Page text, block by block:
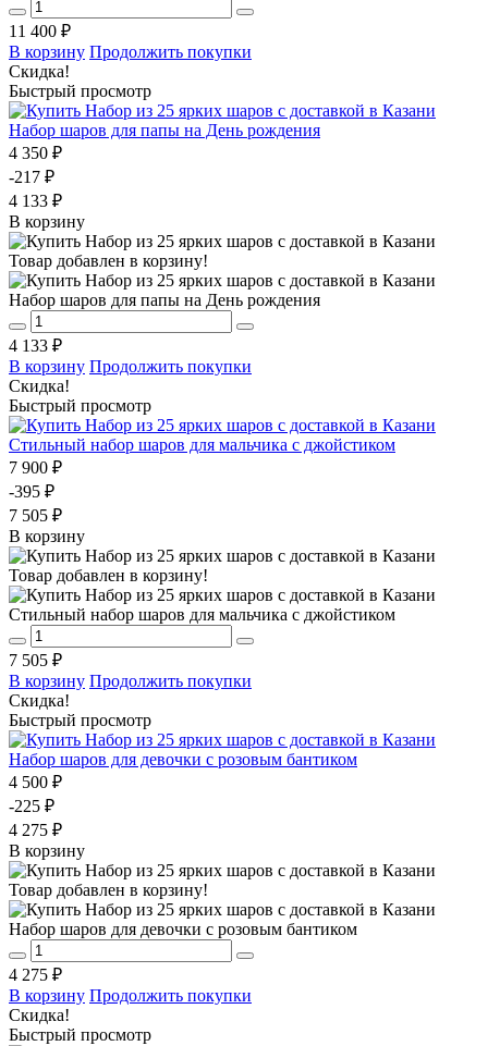
11 400 ₽
В корзину Продолжить покупки
Скидка!
Быстрый просмотр
Набор шаров для папы на День рождения
4 350 ₽
-217 ₽
4 133 ₽
В корзину
Товар добавлен в корзину!
Набор шаров для папы на День рождения
4 133 ₽
В корзину Продолжить покупки
Скидка!
Быстрый просмотр
Стильный набор шаров для мальчика с джойстиком
7 900 ₽
-395 ₽
7 505 ₽
В корзину
Товар добавлен в корзину!
Стильный набор шаров для мальчика с джойстиком
7 505 ₽
В корзину Продолжить покупки
Скидка!
Быстрый просмотр
Набор шаров для девочки с розовым бантиком
4 500 ₽
-225 ₽
4 275 ₽
В корзину
Товар добавлен в корзину!
Набор шаров для девочки с розовым бантиком
4 275 ₽
В корзину Продолжить покупки
Скидка!
Быстрый просмотр